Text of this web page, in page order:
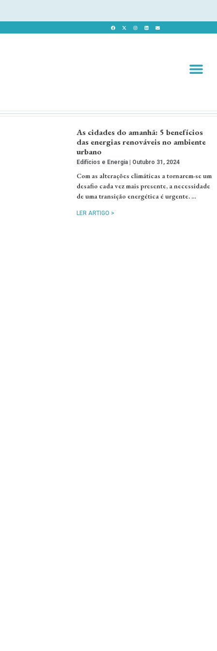
As cidades do amanhã: 5 benefícios
das energias renováveis no ambiente
urbano
Edifícios e Energia Outubro 31, 2024
Com as alterações climáticas a tornarem-se um
desafio cada vez mais presente, a necessidade
de uma transição energética é urgente. …
LER ARTIGO >